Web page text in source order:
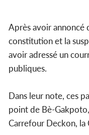
Après avoir annoncé
constitution et la
avoir adressé un
publiques.
Dans leur note, ces
point de Bè-Gakpoto,
Carrefour Deckon, la